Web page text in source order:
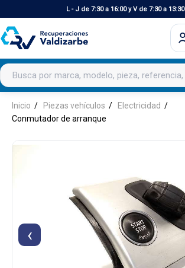
L - J de 7:30 a 16:00 y V de 7:30 a 13:30
Buscar productos
Inicio Piezas vehículos
Electricidad
Conmutador de arranque
‹